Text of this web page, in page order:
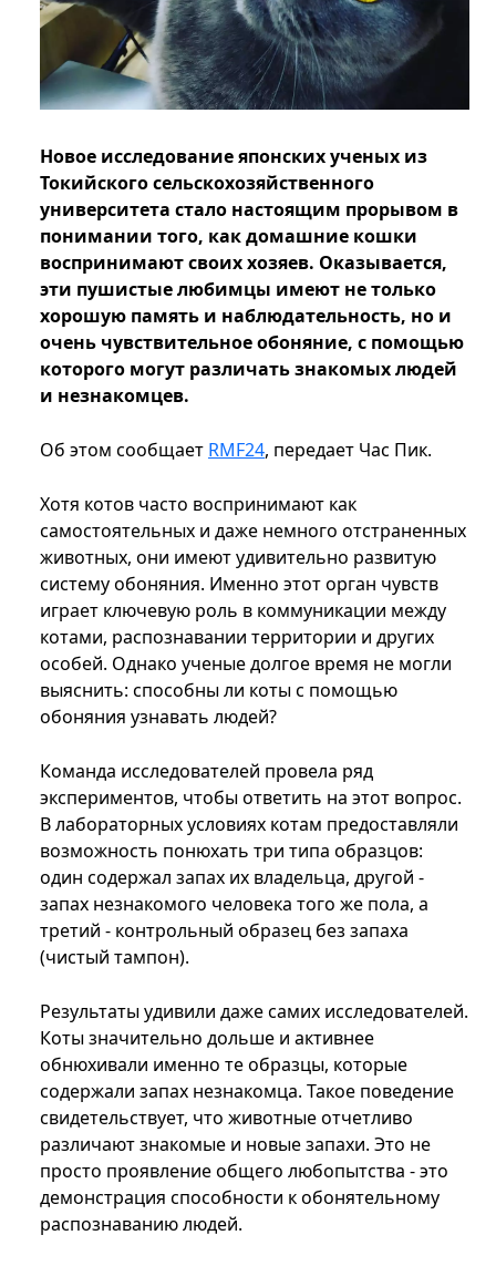
Новое исследование японских ученых из
Токийского сельскохозяйственного
университета стало настоящим прорывом в
понимании того, как домашние кошки
воспринимают своих хозяев. Оказывается,
эти пушистые любимцы имеют не только
хорошую память и наблюдательность, но и
очень чувствительное обоняние, с помощью
которого могут различать знакомых людей
и незнакомцев.
Об этом сообщает RMF24, передает Час Пик.
Хотя котов часто воспринимают как
самостоятельных и даже немного отстраненных
животных, они имеют удивительно развитую
систему обоняния. Именно этот орган чувств
играет ключевую роль в коммуникации между
котами, распознавании территории и других
особей. Однако ученые долгое время не могли
выяснить: способны ли коты с помощью
обоняния узнавать людей?
Команда исследователей провела ряд
экспериментов, чтобы ответить на этот вопрос.
В лабораторных условиях котам предоставляли
возможность понюхать три типа образцов:
один содержал запах их владельца, другой -
запах незнакомого человека того же пола, а
третий - контрольный образец без запаха
(чистый тампон).
Результаты удивили даже самих исследователей.
Коты значительно дольше и активнее
обнюхивали именно те образцы, которые
содержали запах незнакомца. Такое поведение
свидетельствует, что животные отчетливо
различают знакомые и новые запахи. Это не
просто проявление общего любопытства - это
демонстрация способности к обонятельному
распознаванию людей.